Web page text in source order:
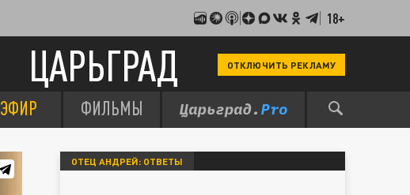
18+
ЦАРЬГРАД ОТКЛЮЧИТЬ РЕКЛАМУ
ЭФИР ФИЛЬМЫ
ОТЕЦ АНДРЕЙ: ОТВЕТЫ